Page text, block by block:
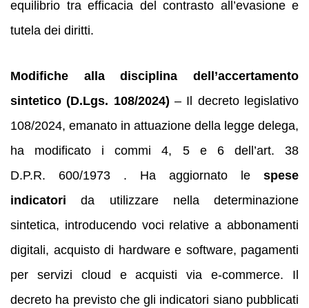
equilibrio tra efficacia del contrasto all’evasione e
tutela dei diritti.
Modifiche alla disciplina dell’accertamento
sintetico (D.Lgs. 108/2024) – Il decreto legislativo
108/2024, emanato in attuazione della legge delega,
ha modificato i commi 4, 5 e 6 dell’art. 38
D.P.R. 600/1973 . Ha aggiornato le spese
indicatori da utilizzare nella determinazione
sintetica, introducendo voci relative a abbonamenti
digitali, acquisto di hardware e software, pagamenti
per servizi cloud e acquisti via e‑commerce. Il
decreto ha previsto che gli indicatori siano pubblicati